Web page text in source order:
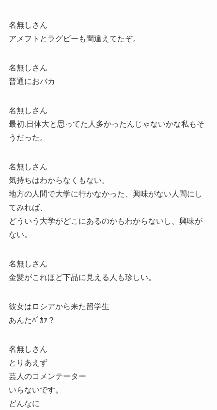
名無しさん
アメフトとラグビーも間違えてたぞ。
名無しさん
普通におバカ
名無しさん
最初.日体大と思ってた人多かったんじゃないかな私もそ
うだった。
名無しさん
気持ちはわからなくもない。
地方の人間で大学に行かなかった、興味がない人間にし
てみれば、
どういう大学がどこにあるのかもわからないし、興味が
ない。
名無しさん
金髪がこれほど下品に見える人も珍しい。
彼女はロシアから来た留学生
あんたﾊﾞｶｧ？
名無しさん
とりあえず
芸人のコメンテーター
いらないです。
どんなに